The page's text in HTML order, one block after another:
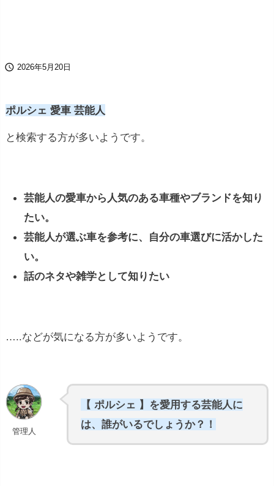
 2026年5月20日
ポルシェ 愛車 芸能人
と検索する方が多いようです。
芸能人の愛車から人気のある車種やブランドを知り
たい。
芸能人が選ぶ車を参考に、自分の車選びに活かした
い。
話のネタや雑学として知りたい
…..などが気になる方が多いようです。
管理人
【 ポルシェ 】を愛用する芸能人に
は、誰がいるでしょうか？！